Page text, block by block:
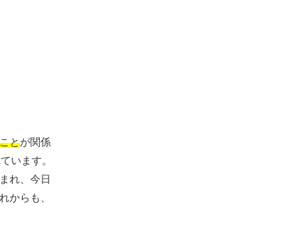
とが関係
います。
れ、今日
からも、